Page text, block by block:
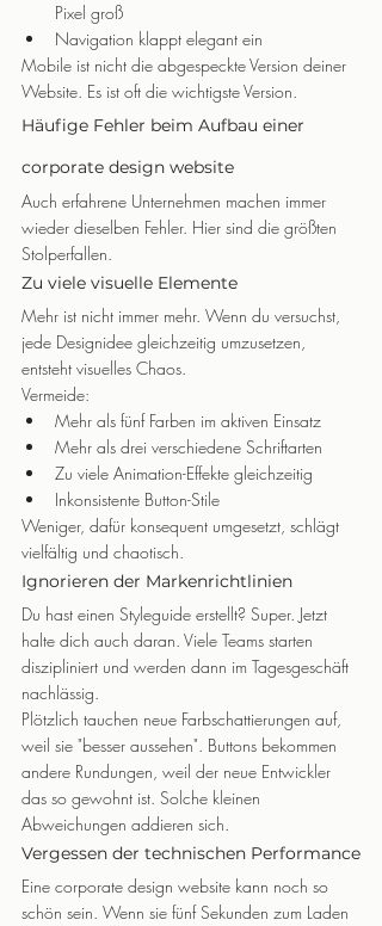
Pixel groß
Navigation klappt elegant ein
Mobile ist nicht die abgespeckte Version deiner
Website. Es ist oft die wichtigste Version.
Häufige Fehler beim Aufbau einer
corporate design website
Auch erfahrene Unternehmen machen immer
wieder dieselben Fehler. Hier sind die größten
Stolperfallen.
Zu viele visuelle Elemente
Mehr ist nicht immer mehr. Wenn du versuchst,
jede Designidee gleichzeitig umzusetzen,
entsteht visuelles Chaos.
Vermeide:
Mehr als fünf Farben im aktiven Einsatz
Mehr als drei verschiedene Schriftarten
Zu viele Animation-Effekte gleichzeitig
Inkonsistente Button-Stile
Weniger, dafür konsequent umgesetzt, schlägt
vielfältig und chaotisch.
Ignorieren der Markenrichtlinien
Du hast einen Styleguide erstellt? Super. Jetzt
halte dich auch daran. Viele Teams starten
diszipliniert und werden dann im Tagesgeschäft
nachlässig.
Plötzlich tauchen neue Farbschattierungen auf,
weil sie "besser aussehen". Buttons bekommen
andere Rundungen, weil der neue Entwickler
das so gewohnt ist. Solche kleinen
Abweichungen addieren sich.
Vergessen der technischen Performance
Eine corporate design website kann noch so
schön sein. Wenn sie fünf Sekunden zum Laden